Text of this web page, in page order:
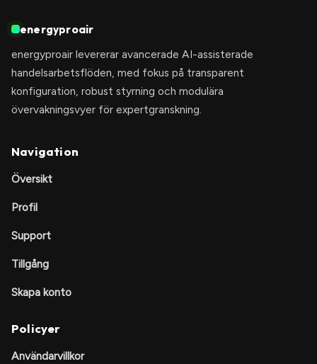
energyproair
energyproair levererar avancerade AI-assisterade
handelsarbetsflöden, med fokus på transparent
konfiguration, robust styrning och modulära
övervakningsvyer för expertgranskning.
Navigation
Översikt
Profil
Support
Tillgång
Skapa konto
Policyer
Användarvillkor